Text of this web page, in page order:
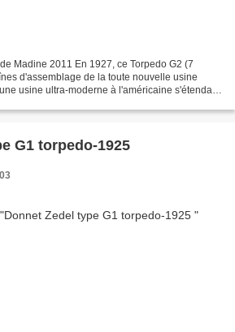
Madine 2011 En 1927, ce Torpedo G2 (7
d'assemblage de la toute nouvelle usine
usine ultra-moderne à l'américaine s'étendant
G1 torpedo-1925